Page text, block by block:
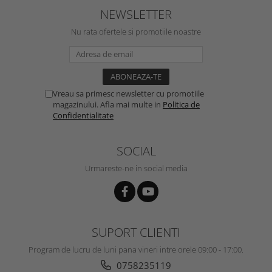
NEWSLETTER
Nu rata ofertele si promotiile noastre
Vreau sa primesc newsletter cu promotiile
magazinului. Afla mai multe in Politica de
Confidentialitate
SOCIAL
Urmareste-ne in social media
SUPORT CLIENTI
Program de lucru de luni pana vineri intre orele 09:00 - 17:00.
0758235119